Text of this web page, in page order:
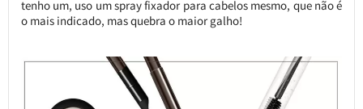
tenho um, uso um spray fixador para cabelos mesmo, que não é
o mais indicado, mas quebra o maior galho!